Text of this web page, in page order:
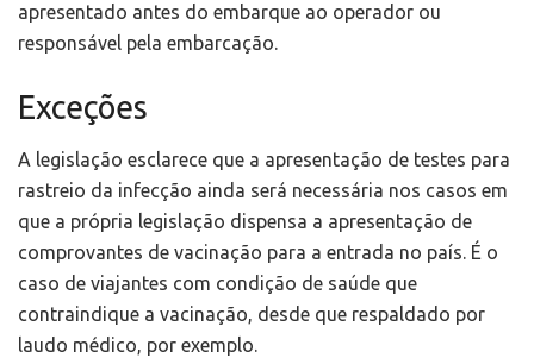
apresentado antes do embarque ao operador ou
responsável pela embarcação.
Exceções
A legislação esclarece que a apresentação de testes para
rastreio da infecção ainda será necessária nos casos em
que a própria legislação dispensa a apresentação de
comprovantes de vacinação para a entrada no país. É o
caso de viajantes com condição de saúde que
contraindique a vacinação, desde que respaldado por
laudo médico, por exemplo.